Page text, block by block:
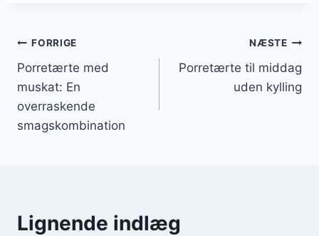
Indlægsnavigation
FORRIGE
Porretærte med
muskat: En
overraskende
smagskombination
NÆSTE
Porretærte til middag
uden kylling
Lignende indlæg